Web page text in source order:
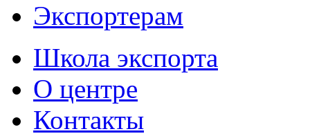
Экспортерам
Школа экспорта
О центре
Контакты